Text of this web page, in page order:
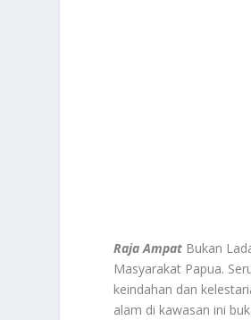
Raja Ampat Bukan
Masyarakat Papua.
keindahan dan
alam di kawasan ini